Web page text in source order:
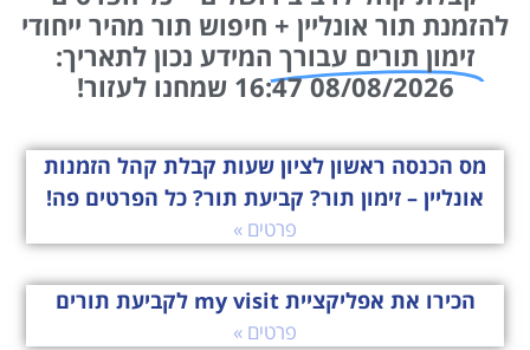
להזמנת תור אונליין + חיפוש תור מהיר ייחודי
זימון תורים עבורך המידע נכון לתאריך:
08/08/2026 16:47 שמחנו לעזור!
מס הכנסה ראשון לציון שעות קבלת קהל הזמנות
אונליין – זימון תור? קביעת תור? כל הפרטים פה!
פרטים »
הכירו את אפליקציית my visit לקביעת תורים
פרטים »